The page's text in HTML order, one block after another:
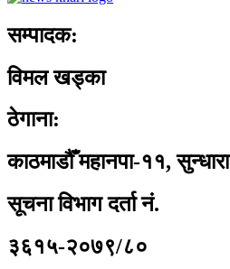
सम्पादक:
विमल खड्का
ठेगाना:
काठमाडौँ महानपा-११, सुन्धारा
सूचना विभाग दर्ता नं.
३६१५-२०७९/८०